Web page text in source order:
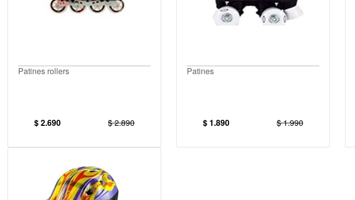
Patines rollers
$ 2.690 $ 2.890
Patines
$ 1.890 $ 1.990